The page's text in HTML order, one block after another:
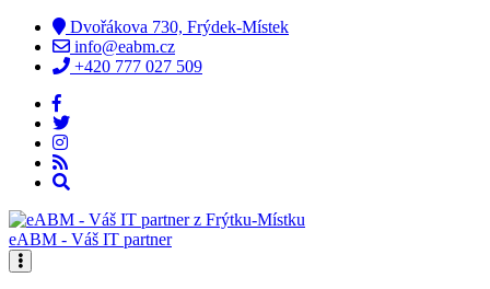
Dvořákova 730, Frýdek-Místek
info@eabm.cz
+420 777 027 509
eABM - Váš IT partner